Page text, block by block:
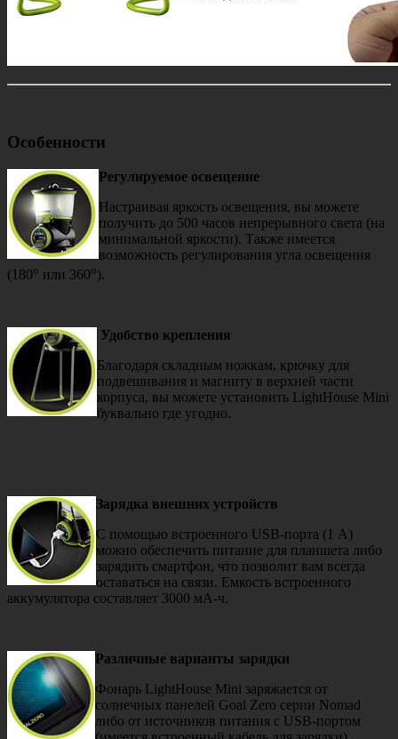
Особенности
Регулируемое освещение
Настраивая яркость освещения, вы можете
получить до 500 часов непрерывного света (на
минимальной яркости). Также имеется
возможность регулирования угла освещения
(180о или 360о ).
Удобство крепления
Благодаря складным ножкам, крючку для
подвешивания и магниту в верхней части
корпуса, вы можете установить LightHouse Mini
буквально где угодно.
Зарядка внешних устройств
С помощью встроенного USB-порта (1 А)
можно обеспечить питание для планшета либо
зарядить смартфон, что позволит вам всегда
оставаться на связи. Емкость встроенного
аккумулятора составляет 3000 мА-ч.
Различные варианты зарядки
Фонарь LightHouse Mini заряжается от
солнечных панелей Goal Zero серии Nomad
либо от источников питания с USB-портом